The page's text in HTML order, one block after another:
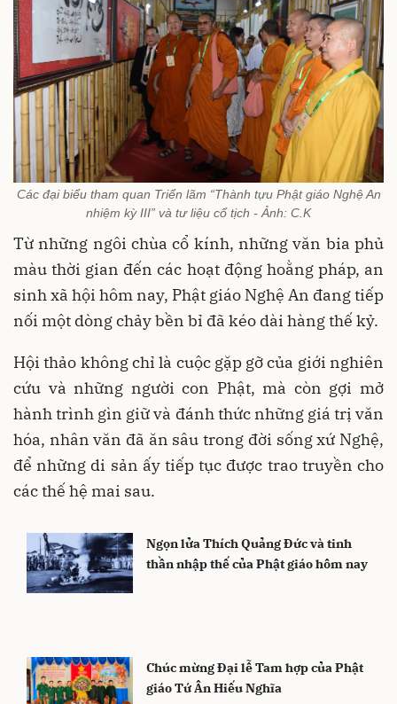
Các đại biểu tham quan Triển lãm “Thành tựu Phật giáo Nghệ An
nhiệm kỳ III” và tư liệu cổ tịch - Ảnh: C.K
Từ những ngôi chùa cổ kính, những văn bia phủ
màu thời gian đến các hoạt động hoằng pháp, an
sinh xã hội hôm nay, Phật giáo Nghệ An đang tiếp
nối một dòng chảy bền bỉ đã kéo dài hàng thế kỷ.
Hội thảo không chỉ là cuộc gặp gỡ của giới nghiên
cứu và những người con Phật, mà còn gợi mở
hành trình gìn giữ và đánh thức những giá trị văn
hóa, nhân văn đã ăn sâu trong đời sống xứ Nghệ,
để những di sản ấy tiếp tục được trao truyền cho
các thế hệ mai sau.
Ngọn lửa Thích Quảng Đức và tinh
thần nhập thế của Phật giáo hôm nay
Chúc mừng Đại lễ Tam hợp của Phật
giáo Tứ Ân Hiếu Nghĩa